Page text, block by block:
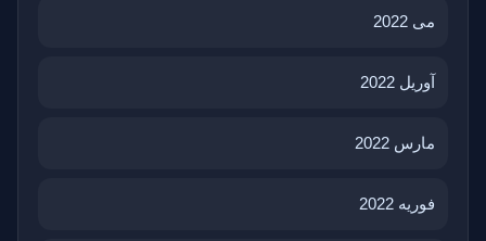
می 2022
آوریل 2022
مارس 2022
فوریه 2022